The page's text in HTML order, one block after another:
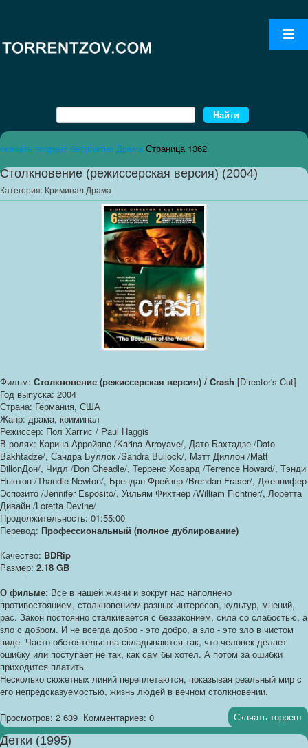
скачать торрент бесплатно Драма Страница 1362
Столкновение (режиссерская версия) (2004)
Категория: Криминал Драма
Фильм: Столкновение (режиссерская версия) / Crash [Director's Cut]
Год выпуска: 2004
Страна: Германия, США
Жанр: драма, криминал
Режиссер: Пол Хаггис / Paul Haggis
В ролях: Карина Арройяве /Karina Arroyave/, Дато Бахтадзе /Dato
Bakhtadze/, Сандра Буллок /Sandra Bullock/, Мэтт Диллон /Matt
DillonДон/, Чидл /Don Cheadle/, Терренс Ховард /Terrence Howard/, Тэнди
Ньютон /Thandie Newton/, Брендан Фрейзер /Brendan Fraser/, Дженнифер
Эспозито /Jennifer Esposito/, Уильям Фихтнер /William Fichtner/, Лоретта
Дивайн /Loretta Devine/
Продолжительность: 01:55:00
Перевод: Профессиональный (полное дублирование)
Качество: BDRip
Размер: 2.18 GB
О фильме: Все в нашей жизни и вокруг нас наполнено
противостоянием, столкновением разных интересов, культур, мнений,
рас. Закон постоянно сталкивается с беззаконием, сила со слабостью, а
зло с добром. И не всегда добро - это добро, а зло - это зло в чистом
виде. Часто обстоятельства складываются так, что человек делает
ошибку или поступает не так, как сам бы хотел. А потом за ошибки
приходится платить.
Несколько сюжетных линий переплетаются, показывая реальный мир с
его непредсказуемостью, жизнь людей в вечном столкновении.
Просмотров: 2 639 Комментариев: 0 Скачать торрент
Детки (1995)